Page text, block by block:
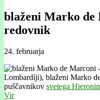
blaženi Marko de
redovnik
24. februarja
Lombardíji), blaženi Marko
puščavnikov svetega
Vir